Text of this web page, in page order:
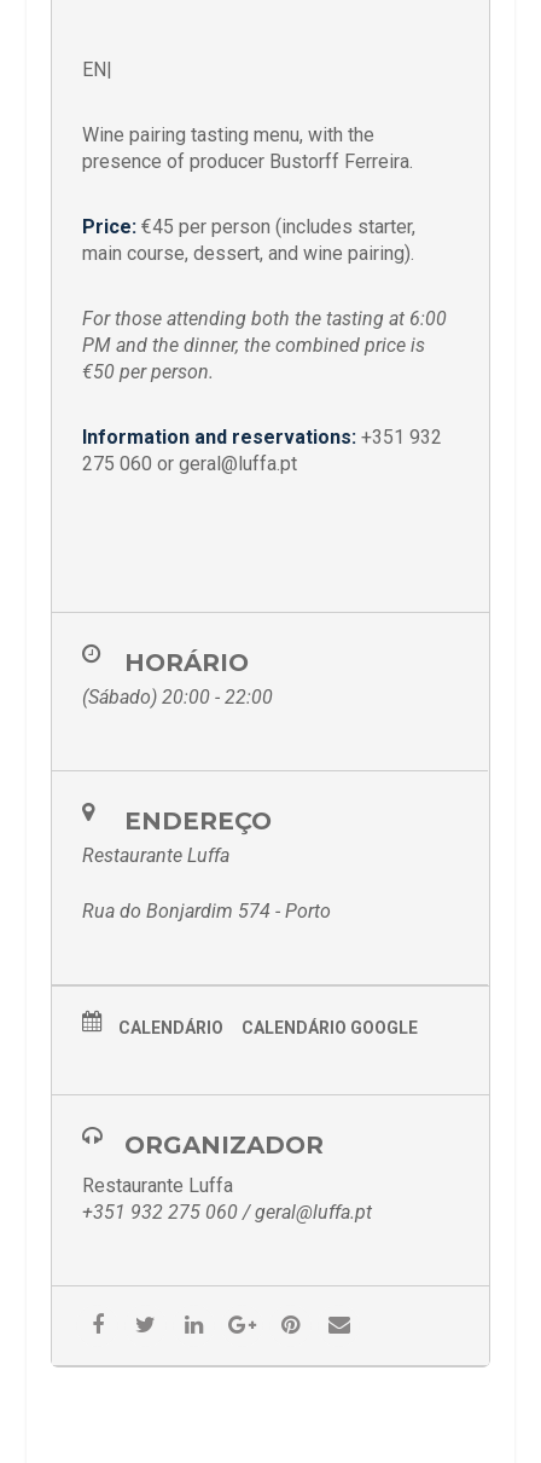
EN|
Wine pairing tasting menu, with the
presence of producer Bustorff Ferreira.
Price: €45 per person (includes starter,
main course, dessert, and wine pairing).
For those attending both the tasting at 6:00
PM and the dinner, the combined price is
€50 per person.
Information and reservations: +351 932
275 060 or geral@luffa.pt
HORÁRIO
(Sábado) 20:00 - 22:00
ENDEREÇO
Restaurante Luffa
Rua do Bonjardim 574 - Porto
CALENDÁRIO CALENDÁRIO GOOGLE
ORGANIZADOR
Restaurante Luffa
+351 932 275 060 / geral@luffa.pt